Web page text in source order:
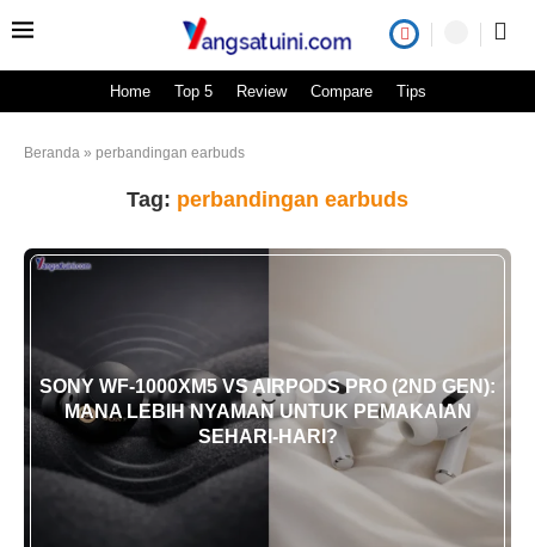
Home Top 5 Review Compare Tips
Beranda » perbandingan earbuds
Tag: perbandingan earbuds
SONY WF-1000XM5 VS AIRPODS PRO (2ND GEN):
MANA LEBIH NYAMAN UNTUK PEMAKAIAN
SEHARI-HARI?